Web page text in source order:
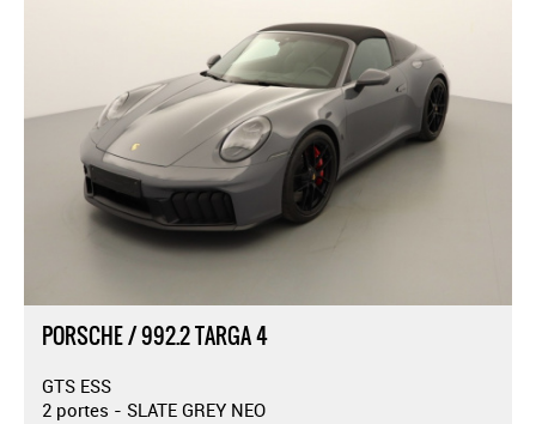
PORSCHE / 992.2 TARGA 4
GTS ESS
2 portes - SLATE GREY NEO